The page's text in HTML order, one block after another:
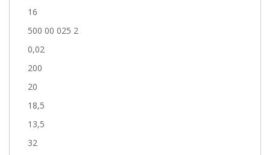
16
500 00 025 2
0,02
200
20
18,5
13,5
32